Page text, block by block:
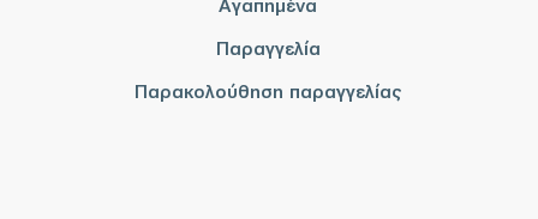
Αγαπημένα
Παραγγελία
Παρακολούθηση παραγγελίας